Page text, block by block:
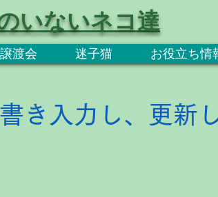
譲渡会 迷子猫 お役立ち情
いないネコ達
き入力し、更新